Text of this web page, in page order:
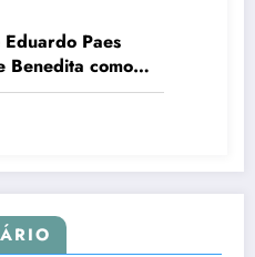
Paes
Benedita como
Rio